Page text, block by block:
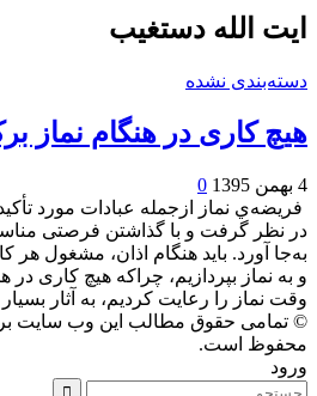
ایت الله دستغیب
دسته‌بندی نشده
هیچ کاری در هنگام نماز
4 بهمن 1395
0
فریضه‌ي نماز ازجمله عبادات مورد
در نظر گرفت و با گذاشتن فرصتی
به‌جا آورد. باید هنگام اذان، مشغول هر
و به نماز بپردازیم، چراکه هیچ کاری در
وقت نماز را رعایت کردیم، به آثار
© تمامی حقوق مطالب این وب سایت
محفوظ است.
ورود